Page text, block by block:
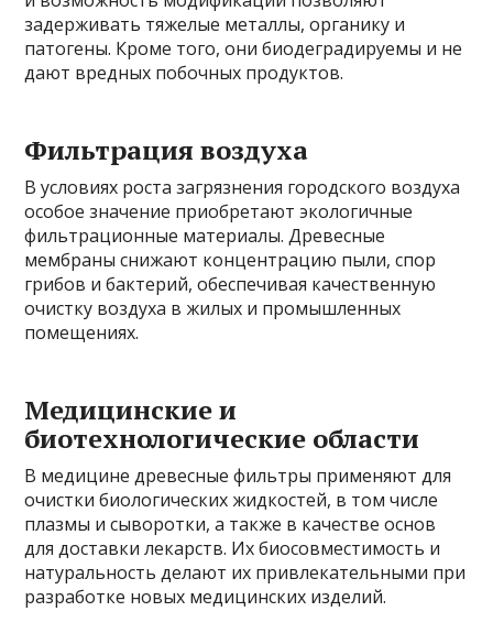
задерживать тяжелые металлы, органику и
патогены. Кроме того, они биодеградируемы и не
дают вредных побочных продуктов.
Фильтрация воздуха
В условиях роста загрязнения городского воздуха
особое значение приобретают экологичные
фильтрационные материалы. Древесные
мембраны снижают концентрацию пыли, спор
грибов и бактерий, обеспечивая качественную
очистку воздуха в жилых и промышленных
помещениях.
Медицинские и
биотехнологические области
В медицине древесные фильтры применяют для
очистки биологических жидкостей, в том числе
плазмы и сыворотки, а также в качестве основ
для доставки лекарств. Их биосовместимость и
натуральность делают их привлекательными при
разработке новых медицинских изделий.